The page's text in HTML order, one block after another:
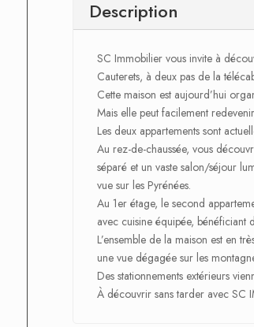
Description
SC Immobilier vous invite à
Cauterets, à deux pas de la
Cette maison est aujourd’hui
Mais elle peut facilement
Les deux appartements sont
Au rez-de-chaussée, vous
séparé et un vaste salon/séjour
vue sur les Pyrénées.
Au 1er étage, le second
avec cuisine équipée, bénéficiant
L’ensemble de la maison est en
une vue dégagée sur les
Des stationnements extérieurs
À découvrir sans tarder avec SC